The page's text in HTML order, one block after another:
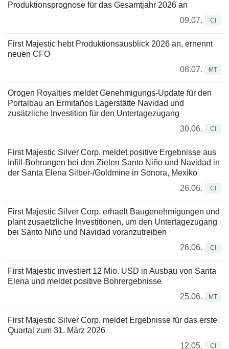
Produktionsprognose für das Gesamtjahr 2026 an
09.07.
CI
First Majestic hebt Produktionsausblick 2026 an, ernennt
neuen CFO
08.07.
MT
Orogen Royalties meldet Genehmigungs-Update für den
Portalbau an Ermitaños Lagerstätte Navidad und
zusätzliche Investition für den Untertagezugang
30.06.
CI
First Majestic Silver Corp. meldet positive Ergebnisse aus
Infill-Bohrungen bei den Zielen Santo Niño und Navidad in
der Santa Elena Silber-/Goldmine in Sonora, Mexiko
26.06.
CI
First Majestic Silver Corp. erhaelt Baugenehmigungen und
plant zusaetzliche Investitionen, um den Untertagezugang
bei Santo Niño und Navidad voranzutreiben
26.06.
CI
First Majestic investiert 12 Mio. USD in Ausbau von Santa
Elena und meldet positive Bohrergebnisse
25.06.
MT
First Majestic Silver Corp. meldet Ergebnisse für das erste
Quartal zum 31. März 2026
12.05.
CI